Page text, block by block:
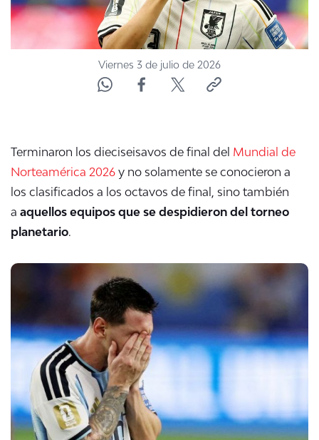
CORPORATIVO Y TRANSPARENCIA
CANAL DE DENUNCIAS
ÁREA DE PROYECTOS
Viernes 3 de julio de 2026
Terminaron los dieciseisavos de final del Mundial de
Norteamérica 2026 y no solamente se conocieron a
los clasificados a los octavos de final, sino también
a aquellos equipos que se despidieron del torneo
planetario.